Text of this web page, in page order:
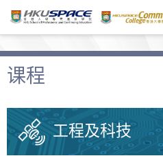
主
容课程
工程及科技